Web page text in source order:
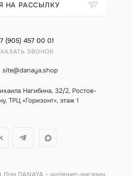
НА РАССЫЛКУ
(905) 457 00 01
ЗВОНОК
site@danaya.shop
Нагибина, 32/2, Ростов-
ТРЦ «Горизонт», этаж 1
DANAYA - интернет-магазин